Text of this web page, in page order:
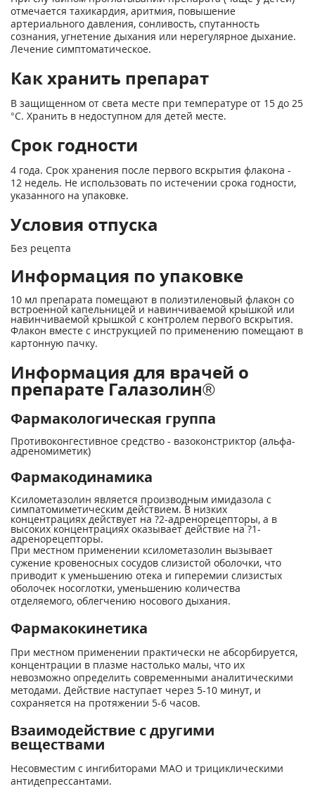
отмечается тахикардия, аритмия, повышение
артериального давления, сонливость, спутанность
сознания, угнетение дыхания или нерегулярное дыхание.
Лечение симптоматическое.
Как хранить препарат
В защищенном от света месте при температуре от 15 до 25
°С. Хранить в недоступном для детей месте.
Срок годности
4 года. Срок хранения после первого вскрытия флакона -
12 недель. Не использовать по истечении срока годности,
указанного на упаковке.
Условия отпуска
Без рецепта
Информация по упаковке
10 мл препарата помещают в полиэтиленовый флакон со
встроенной капельницей и навинчиваемой крышкой или
навинчиваемой крышкой с контролем первого вскрытия.
Флакон вместе с инструкцией по применению помещают в
картонную пачку.
Информация для врачей о
препарате Галазолин®
Фармакологическая группа
Противоконгестивное средство - вазоконстриктор (альфа-
адреномиметик)
Фармакодинамика
Ксилометазолин является производным имидазола с
симпатомиметическим действием. В низких
концентрациях действует на ?2-адренорецепторы, а в
высоких концентрациях оказывает действие на ?1-
адренорецепторы.
При местном применении ксилометазолин вызывает
сужение кровеносных сосудов слизистой оболочки, что
приводит к уменьшению отека и гиперемии слизистых
оболочек носоглотки, уменьшению количества
отделяемого, облегчению носового дыхания.
Фармакокинетика
При местном применении практически не абсорбируется,
концентрации в плазме настолько малы, что их
невозможно определить современными аналитическими
методами. Действие наступает через 5-10 минут, и
сохраняется на протяжении 5-6 часов.
Взаимодействие с другими
веществами
Несовместим с ингибиторами МАО и трициклическими
антидепрессантами.